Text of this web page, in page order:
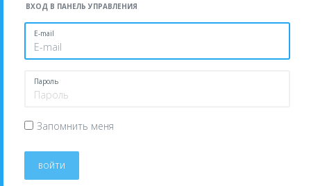
ВХОД В ПАНЕЛЬ УПРАВЛЕНИЯ
E-mail
Пароль
Запомнить меня
ВОЙТИ